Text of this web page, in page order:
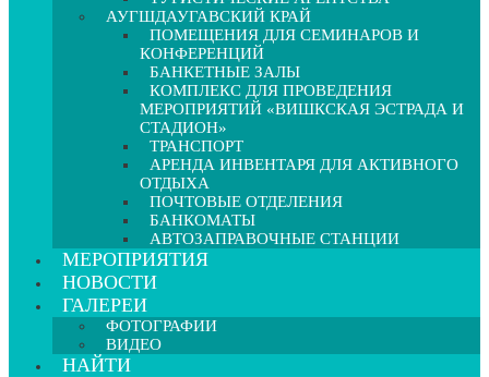
АУГШДАУГАВСКИЙ КРАЙ
ПОМЕЩЕНИЯ ДЛЯ СЕМИНАРОВ И
КОНФЕРЕНЦИЙ
БАНКЕТНЫЕ ЗАЛЫ
КОМПЛЕКС ДЛЯ ПРОВЕДЕНИЯ
МЕРОПРИЯТИЙ «ВИШКСКАЯ ЭСТРАДА И
СТАДИОН»
ТРАНСПОРТ
АРЕНДА ИНВЕНТАРЯ ДЛЯ АКТИВНОГО
ОТДЫХА
ПОЧТОВЫЕ ОТДЕЛЕНИЯ
БАНКОМАТЫ
АВТОЗАПРАВОЧНЫЕ СТАНЦИИ
МЕРОПРИЯТИЯ
НОВОСТИ
ГАЛЕРЕИ
ФОТОГРАФИИ
ВИДЕО
НАЙТИ